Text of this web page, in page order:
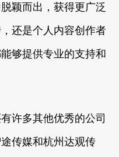
颖而出，获得更广泛
还是个人内容创作者
够提供专业的支持和
许多其他优秀的公司
传媒和杭州达观传